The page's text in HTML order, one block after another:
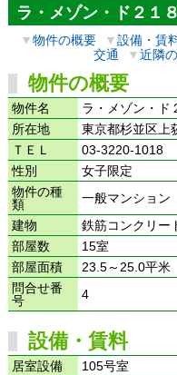
ラ・メゾン・ド２１８
▼物件の概要 ▼設備・賃
交通
▼近隣
物件の概要
物件名
ラ・メゾン・ド
所在地
東京都杉並区上
ＴＥＬ
03-3220-1018
性別
女子限定
物件の種
類
一般マンション
建物
鉄筋コンクリ
部屋数
15室
部屋面積
23.5～25.0平米
問合せ番
号
4
設備・賃料
居室設備
105号室